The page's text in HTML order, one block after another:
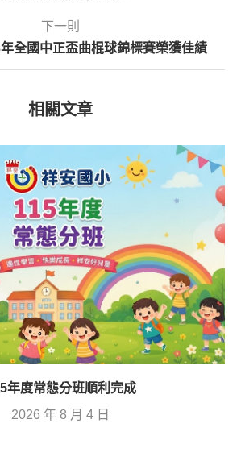
0
上一則
祥安國小曲棍球隊出征
全國中正盃曲棍球錦標賽榮獲佳績
相關文章